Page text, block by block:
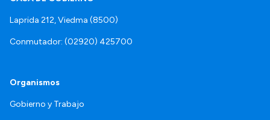
Laprida 212, Viedma (8500)
Conmutador: (02920) 425700
Organismos
Gobierno y Trabajo